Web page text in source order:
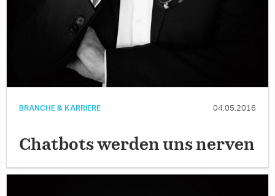
BRANCHE & KARRIERE 04.05.2016
Chatbots werden uns nerven